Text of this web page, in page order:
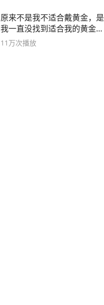
原来不是我不适合戴黄金，是
我一直没找到适合我的黄金
😭
11万次播放